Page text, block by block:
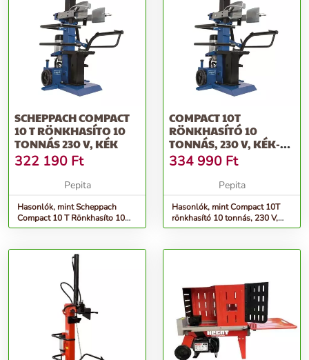
SCHEPPACH COMPACT
10 T RÖNKHASÍTO 10
TONNÁS 230 V, KÉK
322 190 Ft
Pepita
Hasonlók, mint Scheppach
Compact 10 T Rönkhasíto 10
tonnás 230 V, Kék
COMPACT 10T
RÖNKHASÍTÓ 10
TONNÁS, 230 V, KÉK-
FEKETE
334 990 Ft
Pepita
Hasonlók, mint Compact 10T
rönkhasító 10 tonnás, 230 V,
kék-fekete